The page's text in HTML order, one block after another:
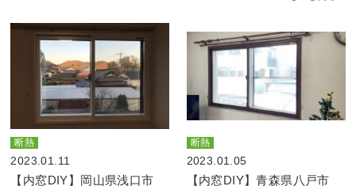
断熱
2023.01.11
【内窓DIY】岡山県浅口市
断熱
2023.01.05
【内窓DIY】青森県八戸市